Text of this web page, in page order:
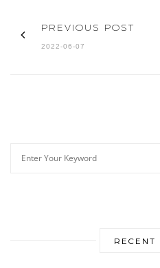
PREVIOUS POST
2022-06-07
RECENT